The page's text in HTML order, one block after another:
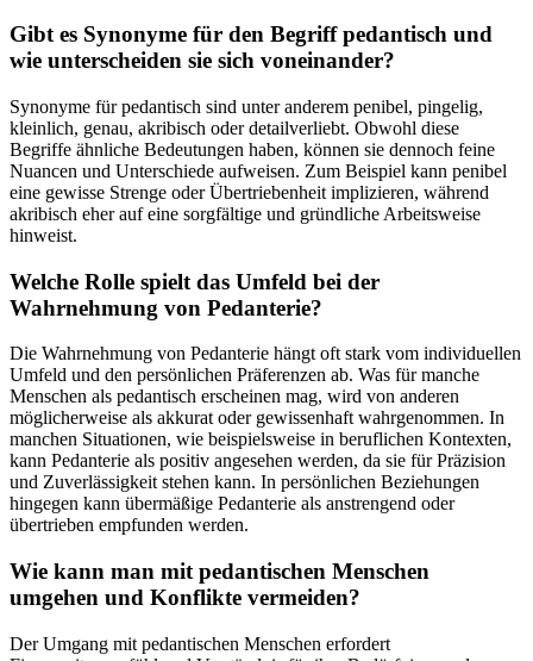
Gibt es Synonyme für den Begriff pedantisch und
wie unterscheiden sie sich voneinander?
Synonyme für pedantisch sind unter anderem penibel, pingelig,
kleinlich, genau, akribisch oder detailverliebt. Obwohl diese
Begriffe ähnliche Bedeutungen haben, können sie dennoch feine
Nuancen und Unterschiede aufweisen. Zum Beispiel kann penibel
eine gewisse Strenge oder Übertriebenheit implizieren, während
akribisch eher auf eine sorgfältige und gründliche Arbeitsweise
hinweist.
Welche Rolle spielt das Umfeld bei der
Wahrnehmung von Pedanterie?
Die Wahrnehmung von Pedanterie hängt oft stark vom individuellen
Umfeld und den persönlichen Präferenzen ab. Was für manche
Menschen als pedantisch erscheinen mag, wird von anderen
möglicherweise als akkurat oder gewissenhaft wahrgenommen. In
manchen Situationen, wie beispielsweise in beruflichen Kontexten,
kann Pedanterie als positiv angesehen werden, da sie für Präzision
und Zuverlässigkeit stehen kann. In persönlichen Beziehungen
hingegen kann übermäßige Pedanterie als anstrengend oder
übertrieben empfunden werden.
Wie kann man mit pedantischen Menschen
umgehen und Konflikte vermeiden?
Der Umgang mit pedantischen Menschen erfordert